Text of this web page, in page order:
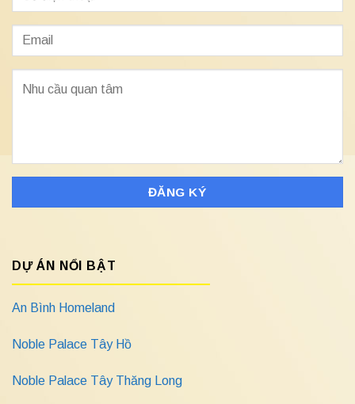
DỰ ÁN NỔI BẬT
An Bình Homeland
Noble Palace Tây Hồ
Noble Palace Tây Thăng Long